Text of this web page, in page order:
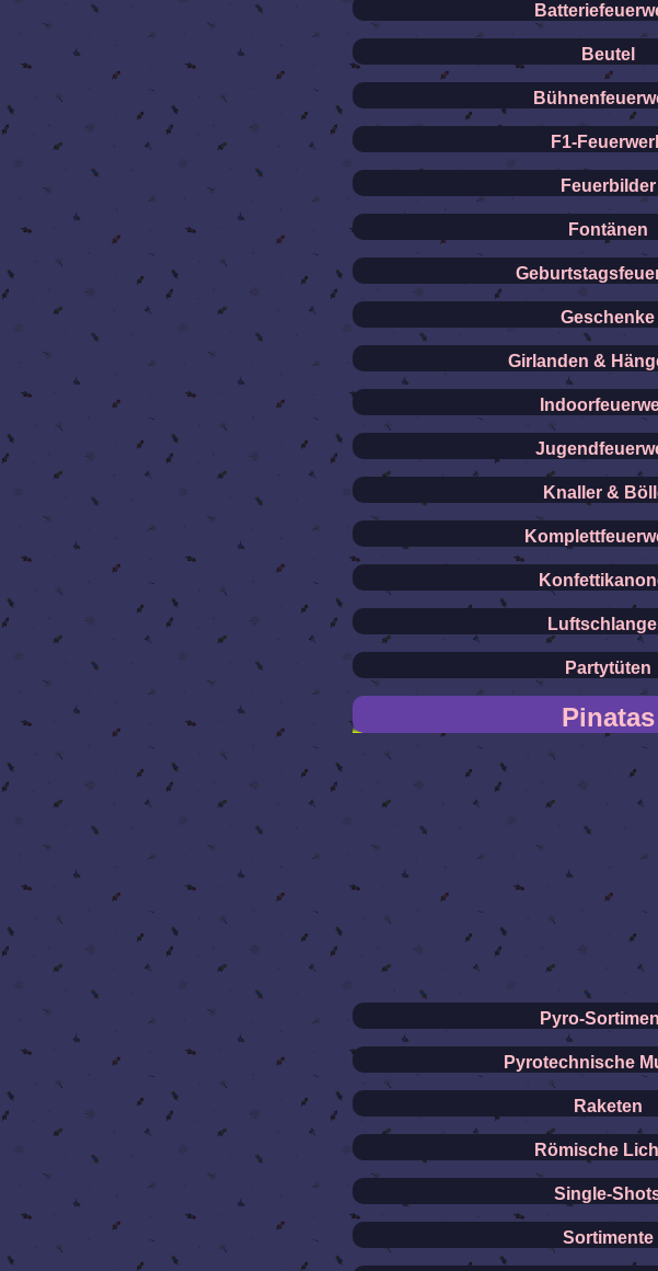
Beutel
F1-
Feuerbilder
Fontänen
Geschenke
Girlanden &
Knaller &
Partytüten
Pinatas
Pyro-
Pyrotechnische
Raketen
Römische
Single-
Sortimente